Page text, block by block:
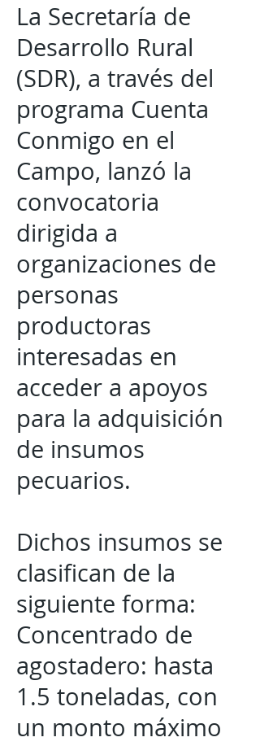
La Secretaría de
Desarrollo Rural
(SDR), a través del
programa Cuenta
Conmigo en el
Campo, lanzó la
convocatoria
dirigida a
organizaciones de
personas
productoras
interesadas en
acceder a apoyos
para la adquisición
de insumos
pecuarios.
Dichos insumos se
clasifican de la
siguiente forma:
Concentrado de
agostadero: hasta
1.5 toneladas, con
un monto máximo